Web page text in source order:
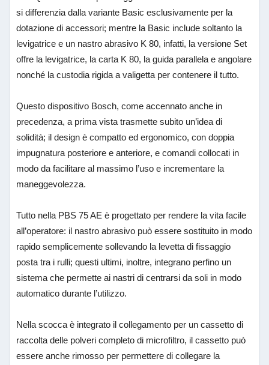
si differenzia dalla variante Basic esclusivamente per la
dotazione di accessori; mentre la Basic include soltanto la
levigatrice e un nastro abrasivo K 80, infatti, la versione Set
offre la levigatrice, la carta K 80, la guida parallela e angolare
nonché la custodia rigida a valigetta per contenere il tutto.
Questo dispositivo Bosch, come accennato anche in
precedenza, a prima vista trasmette subito un’idea di
solidità; il design è compatto ed ergonomico, con doppia
impugnatura posteriore e anteriore, e comandi collocati in
modo da facilitare al massimo l’uso e incrementare la
maneggevolezza.
Tutto nella PBS 75 AE è progettato per rendere la vita facile
all’operatore: il nastro abrasivo può essere sostituito in modo
rapido semplicemente sollevando la levetta di fissaggio
posta tra i rulli; questi ultimi, inoltre, integrano perfino un
sistema che permette ai nastri di centrarsi da soli in modo
automatico durante l’utilizzo.
Nella scocca è integrato il collegamento per un cassetto di
raccolta delle polveri completo di microfiltro, il cassetto può
essere anche rimosso per permettere di collegare la